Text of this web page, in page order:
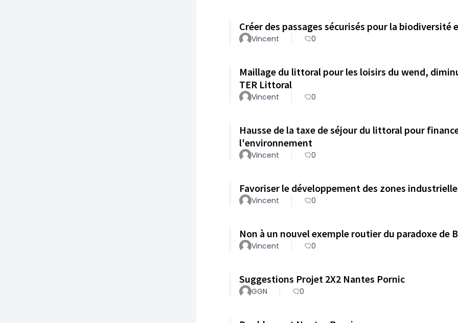
Créer des passages sécurisés pour la
Vincent 0
Maillage du littoral pour les loisirs du wend,
TER Littoral
Vincent 0
Hausse de la taxe de séjour du littoral pour
l'environnement
Vincent 0
Favoriser le développement des zones
Vincent 0
Non à un nouvel exemple routier du paradoxe de
Vincent 0
Suggestions Projet 2X2 Nantes Pornic
GGN 0